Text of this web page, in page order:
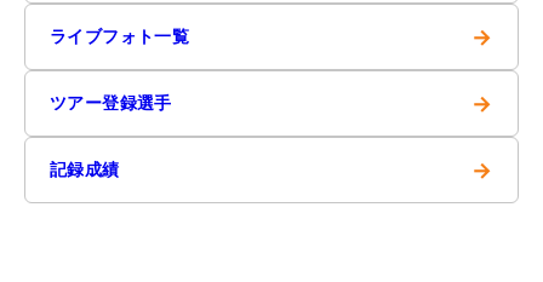
ライブフォト一覧 →
ツアー登録選手 →
記録成績 →